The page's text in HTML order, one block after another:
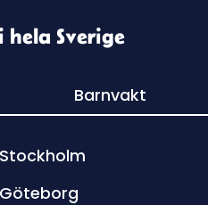
hela Sverige
Barnvakt